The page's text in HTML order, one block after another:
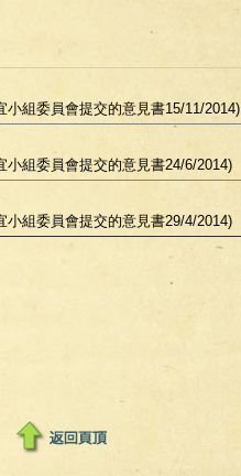
組委員會提交的意見書15/11/2014)
組委員會提交的意見書24/6/2014)
組委員會提交的意見書29/4/2014)